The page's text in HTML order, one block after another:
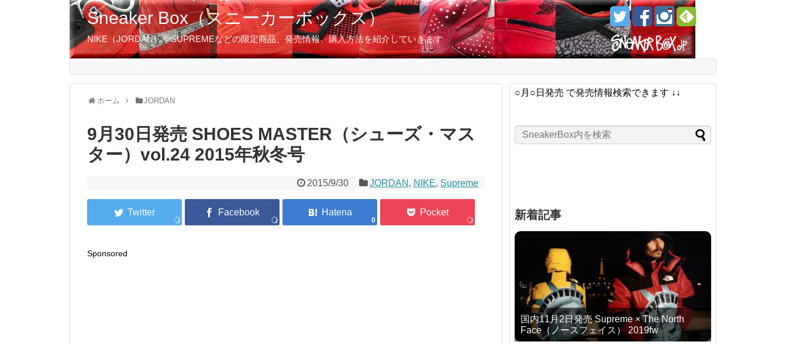
Sneaker Box（スニーカーボックス）
NIKE（JORDAN）やSUPREMEなどの限定商品、発売情報、購入方法を紹介していきます
ホーム JORDAN
9月30日発売 SHOES MASTER（シューズ・マス
ター）vol.24 2015年秋冬号
2015/9/30 JORDAN , NIKE, Supreme
0
Sponsored
○月○日発売 で発売情報検索できます ↓↓
新着記事
国内11月2日発売 Supreme × The North
Face（ノースフェイス） 2019fw